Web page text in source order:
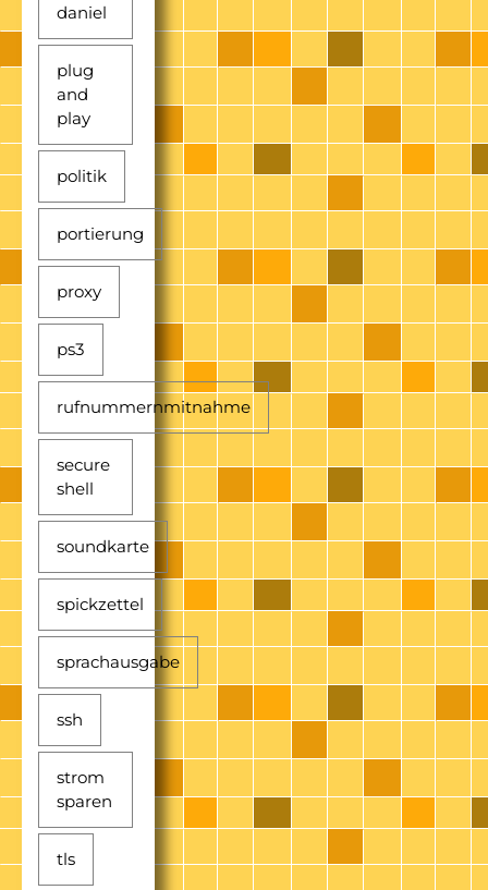
daniel
plug
and
play
politik
portierung
proxy
ps3
rufnummernmitnahme
secure
shell
soundkarte
spickzettel
sprachausgabe
ssh
strom
sparen
tls